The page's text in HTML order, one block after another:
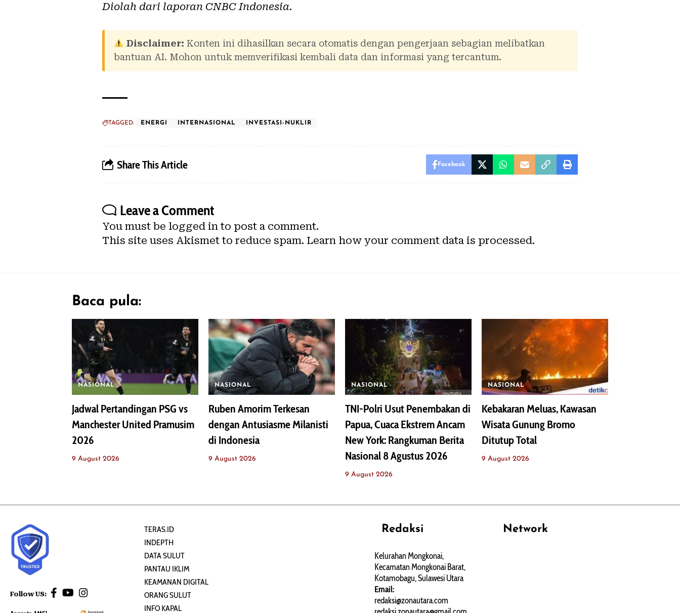
Diolah dari laporan CNBC Indonesia.
Disclaimer: Konten ini dihasilkan secara otomatis dengan pengerjaan sebagian melibatkan
bantuan AI. Mohon untuk memverifikasi kembali data dan informasi yang tercantum.
TAGGED: ENERGI INTERNASIONAL INVESTASI-NUKLIR
Share This Article Facebook
Leave a Comment
You must be logged into post a comment.
This site uses Akismet to reduce spam. Learn how your comment data is processed.
Baca pula:
NASIONAL
Jadwal Pertandingan PSG vs
Manchester United Pramusim
2026
9 August 2026
NASIONAL
Ruben Amorim Terkesan
dengan Antusiasme Milanisti
di Indonesia
9 August 2026
NASIONAL
TNI-Polri Usut Penembakan di
Papua, Cuaca Ekstrem Ancam
New York: Rangkuman Berita
Nasional 8 Agustus 2026
9 August 2026
NASIONAL
Kebakaran Meluas, Kawasan
Wisata Gunung Bromo
Ditutup Total
9 August 2026
Follow US:
TERAS.ID
INDEPTH
DATA SULUT
PANTAU IKLIM
KEAMANAN DIGITAL
ORANG SULUT
INFO KAPAL
Redaksi
Kelurahan Mongkonai,
Kecamatan Mongkonai Barat,
Kotamobagu, Sulawesi Utara
Email:
redaksi@zonautara.com
Network